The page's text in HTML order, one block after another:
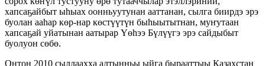
хапсаҕайбыт ыһыах оонньуутунан ааттанан, сылга биирдэ эрэ
буолан ааһар көр-нар көстүүтүн быһыытытнан, муҥутаан
хапсаҕай уйатынан аатырар Үөһээ Бүлүүгэ эрэ сайдыбыт
буолуон сөбө.
Онтон 2010 сыллаахха алтынньы ыйга бырааттыы Казахстан